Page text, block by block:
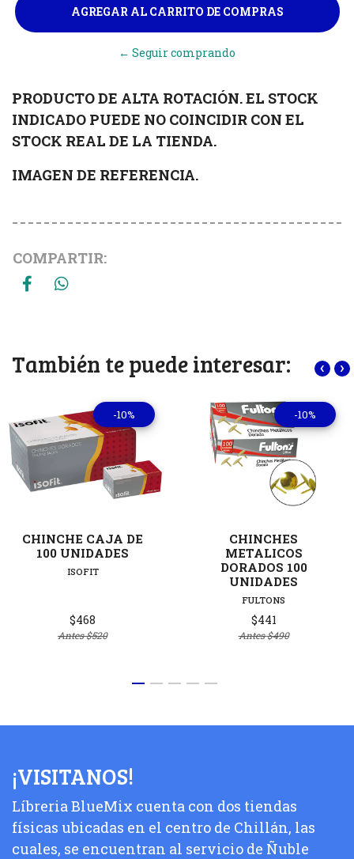
← Seguir comprando
PRODUCTO DE ALTA ROTACIÓN. EL STOCK
INDICADO PUEDE NO COINCIDIR CON EL
STOCK REAL DE LA TIENDA.
IMAGEN DE REFERENCIA.
COMPARTIR:
También te puede interesar:
-10%
CHINCHE CAJA DE
100 UNIDADES
ISOFIT
$468
Antes$520
-10%
CHINCHES
METALICOS
DORADOS 100
UNIDADES
FULTONS
$441
Antes$490
‹ ›
¡VISITANOS!
Líbreria BlueMix cuenta con dos tiendas
físicas ubicadas en el centro de Chillán, las
cuales, se encuentran al servicio de Ñuble